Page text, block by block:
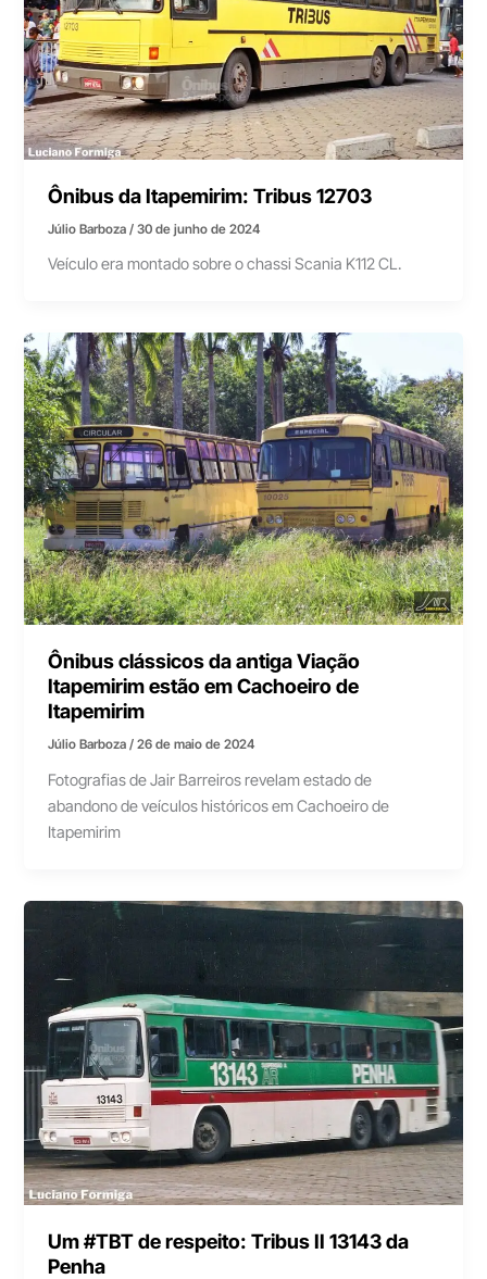
Ônibus da Itapemirim: Tribus 12703
Júlio Barboza/30 de junho de 2024
Veículo era montado sobre o chassi Scania K112 CL.
Ônibus clássicos da antiga Viação
Itapemirim estão em Cachoeiro de
Itapemirim
Júlio Barboza/26 de maio de 2024
Fotografias de Jair Barreiros revelam estado de
abandono de veículos históricos em Cachoeiro de
Itapemirim
Um #TBT de respeito: Tribus II 13143 da
Penha